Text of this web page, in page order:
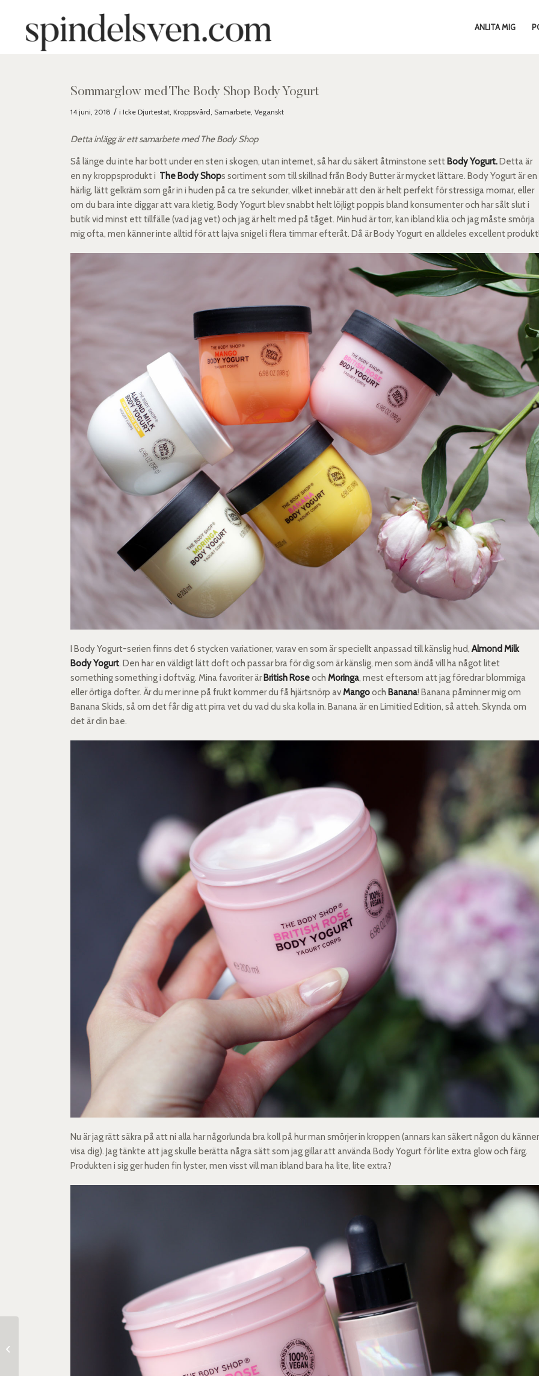
ANLITA MIG
Sommarglow med The Body Shop Body Yogurt
14 juni, 2018 / iIcke Djurtestat,Kroppsvård, Samarbete,Veganskt
Detta inlägg är ett samarbete med The Body Shop
Så länge du inte har bott under en sten i skogen, utan internet, så har du säkert åtminstone sett Body Yogurt.Detta är
en ny kroppsprodukt i The Body Shops sortiment som till skillnad från Body Butter är mycket lättare. Body Yogurt är en
härlig, lätt gelkräm som går in i huden på ca tre sekunder, vilket innebär att den är helt perfekt för stressiga mornar, eller
om du bara inte diggar att vara kletig. Body Yogurt blev snabbt helt löjligt poppis bland konsumenter och har sålt slut i
butik vid minst ett tillfälle (vad jag vet) och jag är helt med på tåget. Min hud är torr, kan ibland klia och jag måste smörja
mig ofta, men känner inte alltid för att lajva snigel i flera timmar efteråt. Då är Body Yogurt en alldeles excellent
I Body Yogurt-serien finns det 6 stycken variationer, varav en som är speciellt anpassad till känslig hud,Almond Milk
Body Yogurt. Den har en väldigt lätt doft och passar bra för dig som är känslig, men som ändå vill ha något litet
something something i doftväg. Mina favoriter ärBritish RoseochMoringa, mest eftersom att jag föredrar blommiga
eller örtiga dofter. Är du mer inne på frukt kommer du få hjärtsnörp avMangooch Banana! Banana påminner mig om
Banana Skids, så om det får dig att pirra vet du vad du ska kolla in. Banana är en Limitied Edition, så atteh. Skynda om
det är din bae.
Nu är jag rätt säkra på att ni alla har någorlunda bra koll på hur man smörjer in kroppen (annars kan säkert någon du känner
visa dig). Jag tänkte att jag skulle berätta några sätt som jag gillar att använda Body Yogurt för lite extra glow och färg.
Produkten i sig ger huden fin lyster, men visst vill man ibland bara ha lite, lite extra?